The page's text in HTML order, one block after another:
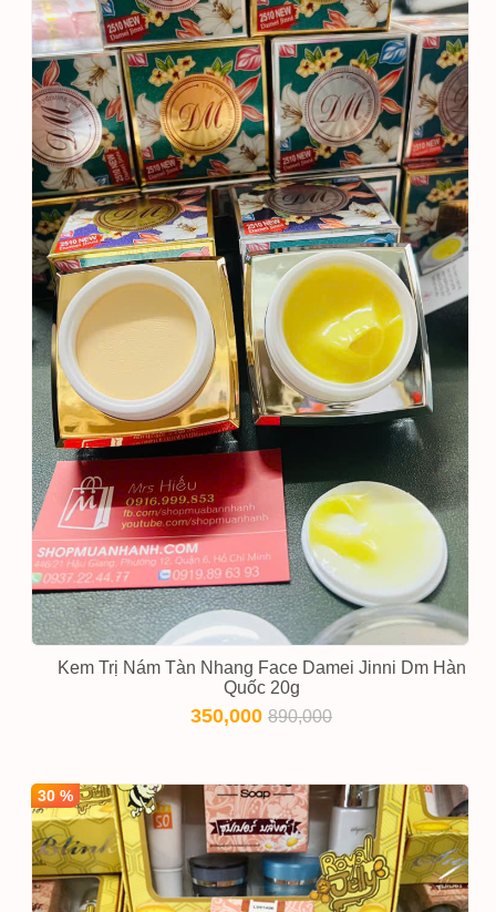
Kem Trị Nám Tàn Nhang Face Damei Jinni Dm Hàn
Quốc 20g
350,000890,000
30 %